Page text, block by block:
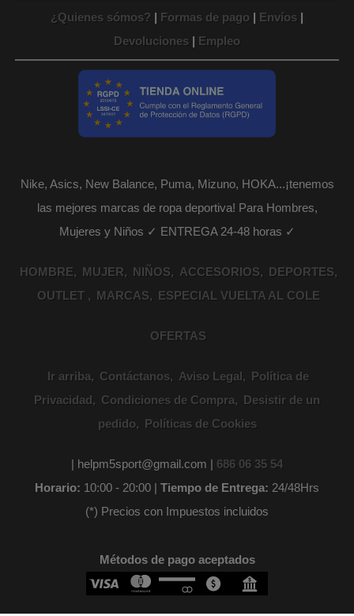
¿Quienes sómos? | Formas de pago | Envíos |
Devoluciones | Empleo
Nike, Asics, New Balance, Puma, Mizuno, HOKA...¡tenemos
las mejores marcas de ropa deportiva! Para Hombres,
Mujeres y Niños ✓ ENTREGA 24-48 horas ✓
HOMBRE MUJER NIÑOS ACCESORIOS
DEPORTES
OUTLET
MARCAS ESPECIAL VUELTA AL COLE
OFERTAS
Ir arriba Contáctanos Aviso Legal
Política de
Privacidad
Condiciones de Compra
Desistir de un
pedido
Políticas de Cookies
| helpm5sport@gmail.com | 686 06 35 54
Horario: 10:00 - 20:00 | Tiempo de Entrega: 24/48Hrs
(*) Precios con Impuestos incluidos
Métodos de pago aceptados